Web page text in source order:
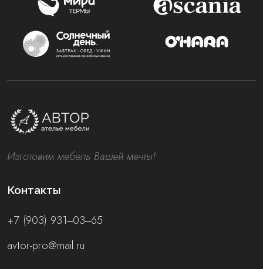
Изготовим мебель Вашей мечты!
Контакты
+7 (903) 931‒03‒65
avtor-pro@mail.ru